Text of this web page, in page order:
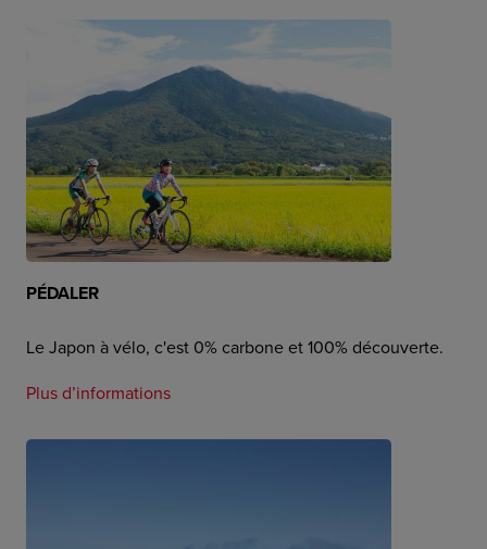
PÉDALER
Le Japon à vélo, c'est 0% carbone et 100% découverte.
Plus d’informations